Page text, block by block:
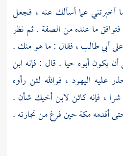
أخبرتني عما أسألك عنه ، فجعل
ما عنده من الصفة . ثم نظر
أبي طالب ،فقال : ما هو منك .
يكون أبوه حيا . قال : فإنه ابن
عليه اليهود ، فوالله لئن رأوه
شرا ، فإنه كائن لابن أخيك شأن .
أقدمهمكةحين فرغ من تجارته .